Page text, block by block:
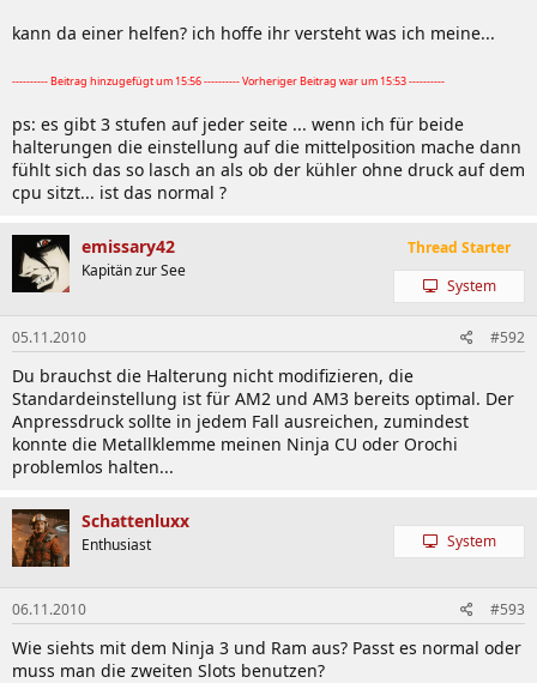
kann da einer helfen? ich hoffe ihr versteht was ich meine...
---------- Beitrag hinzugefügt um 15:56 ---------- Vorheriger Beitrag war um 15:53 ----------
ps: es gibt 3 stufen auf jeder seite ... wenn ich für beide
halterungen die einstellung auf die mittelposition mache dann
fühlt sich das so lasch an als ob der kühler ohne druck auf dem
cpu sitzt... ist das normal ?
emissary42
Kapitän zur See
Thread Starter
System
05.11.2010 #592
Du brauchst die Halterung nicht modifizieren, die
Standardeinstellung ist für AM2 und AM3 bereits optimal. Der
Anpressdruck sollte in jedem Fall ausreichen, zumindest
konnte die Metallklemme meinen Ninja CU oder Orochi
problemlos halten...
Schattenluxx
Enthusiast System
06.11.2010 #593
Wie siehts mit dem Ninja 3 und Ram aus? Passt es normal oder
muss man die zweiten Slots benutzen?